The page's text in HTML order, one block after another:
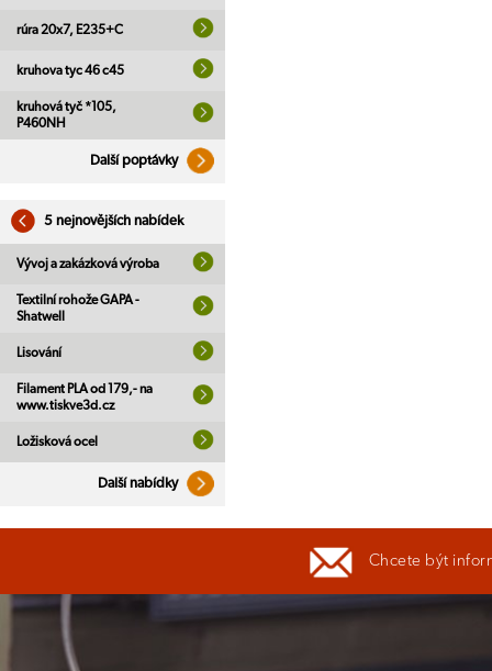
rúra 20x7, E235+C
kruhova tyc 46 c45
kruhová tyč *105,
P460NH
Další poptávky
5 nejnovějších nabídek
Vývoj a zakázková výroba
Textilní rohože GAPA -
Shatwell
Lisování
Filament PLA od 179,- na
www.tiskve3d.cz
Ložisková ocel
Další nabídky
Chcete být